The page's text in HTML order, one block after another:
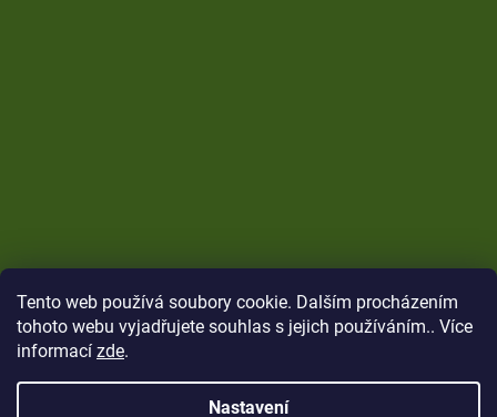
Tento web používá soubory cookie. Dalším procházením
tohoto webu vyjadřujete souhlas s jejich používáním.. Více
informací zde.
Nastavení